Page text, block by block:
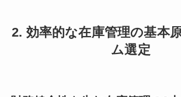
2. 効率的な在庫管理の基本
ム選定